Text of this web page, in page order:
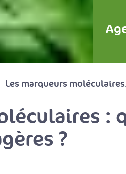
Les marqueurs
?